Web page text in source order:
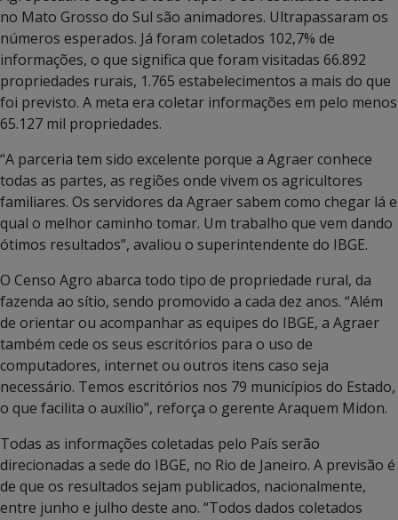
no Mato Grosso do Sul são animadores. Ultrapassaram os
números esperados. Já foram coletados 102,7% de
informações, o que significa que foram visitadas 66.892
propriedades rurais, 1.765 estabelecimentos a mais do que
foi previsto. A meta era coletar informações em pelo menos
65.127 mil propriedades.
“A parceria tem sido excelente porque a Agraer conhece
todas as partes, as regiões onde vivem os agricultores
familiares. Os servidores da Agraer sabem como chegar lá e
qual o melhor caminho tomar. Um trabalho que vem dando
ótimos resultados”, avaliou o superintendente do IBGE.
O Censo Agro abarca todo tipo de propriedade rural, da
fazenda ao sítio, sendo promovido a cada dez anos. “Além
de orientar ou acompanhar as equipes do IBGE, a Agraer
também cede os seus escritórios para o uso de
computadores, internet ou outros itens caso seja
necessário. Temos escritórios nos 79 municípios do Estado,
o que facilita o auxílio”, reforça o gerente Araquem Midon.
Todas as informações coletadas pelo País serão
direcionadas a sede do IBGE, no Rio de Janeiro. A previsão é
de que os resultados sejam publicados, nacionalmente,
entre junho e julho deste ano. “Todos dados coletados